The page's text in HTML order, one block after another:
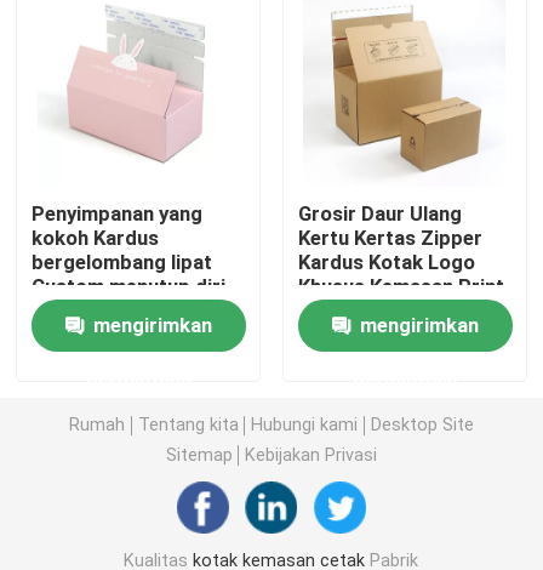
Kotak Kemasan Vape
kotak kemasan kosmetik
Kemasan makanan
Pencetakan Buku Berlapis Karat
Pencetakan Buku Softcover
Kotak kemasan wig
Penyimpanan yang
kokoh Kardus
bergelombang lipat
Custom menutup diri
Stick Zipper Mailer
Box Packaging
mengirimkan
Grosir Daur Ulang
Kertu Kertas Zipper
Kardus Kotak Logo
Khusus Kemasan Print
Pengiriman Kraft Box
mengirimkan
Rumah Tentang kita Hubungi kami
Desktop Site
Sitemap
Kebijakan Privasi
Kualitas kotak kemasan cetak Pabrik